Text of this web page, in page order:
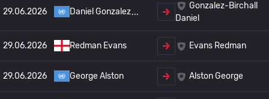
29.06.2026 Daniel Gonzalez
Gonzalez-Birchall
Daniel
29.06.2026 Redman Evans Evans Redman
29.06.2026 George Alston Alston George